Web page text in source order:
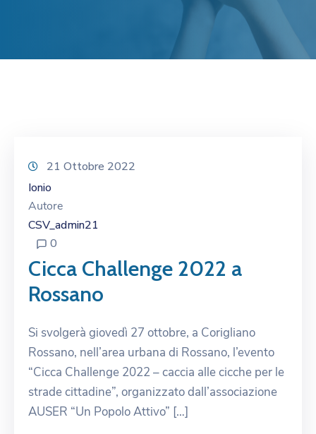
21 Ottobre 2022
Ionio
Autore
CSV_admin21
0
Cicca Challenge 2022 a
Rossano
Si svolgerà giovedì 27 ottobre, a Corigliano
Rossano, nell’area urbana di Rossano, l’evento
“Cicca Challenge 2022 – caccia alle cicche per le
strade cittadine”, organizzato dall’associazione
AUSER “Un Popolo Attivo” […]